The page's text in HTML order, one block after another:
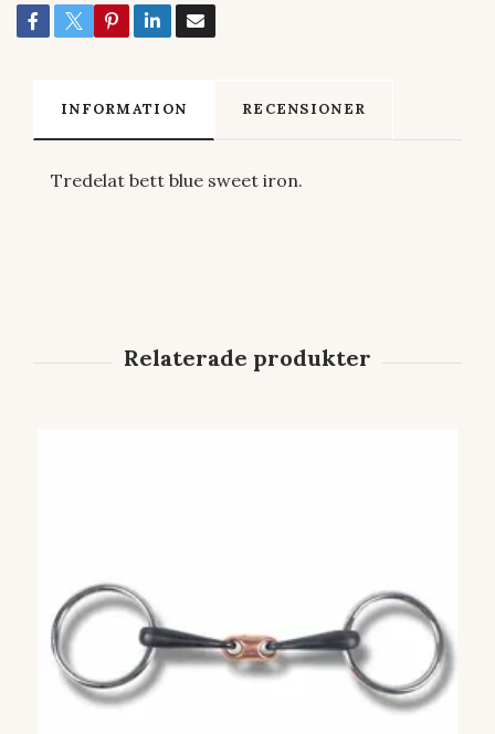
INFORMATION RECENSIONER
Tredelat bett blue sweet iron.